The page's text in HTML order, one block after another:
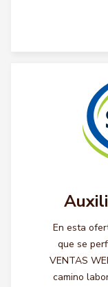
En esta
que se
VENTAS
camino